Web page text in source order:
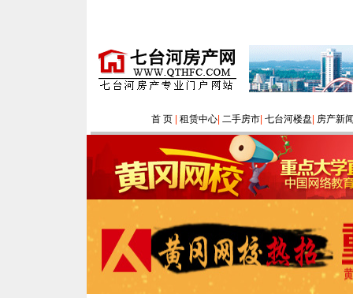
首 页| 租赁中心| 二手房市| 七台河楼盘 房产新